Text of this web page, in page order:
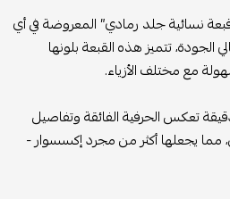
نسائية جلد رمادي” المعروضة في أي
تتميز هذه القبعة بلونها
مع مختلف الأزياء.
تعكس الحرفية الفائقة وتفاصيل
مما يجعلها أكثر من مجرد إكسسوار -